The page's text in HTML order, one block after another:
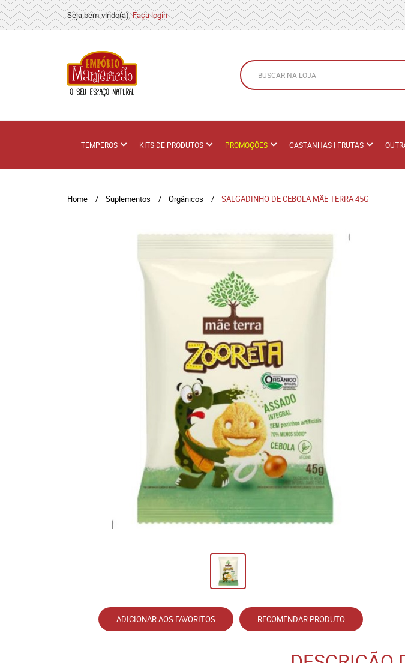
Seja bem-vindo(a),Faça login
TEMPEROS KITS DE PRODUTOS PROMOÇÕES CASTANHAS | FRUTAS
Home Suplementos Orgânicos SALGADINHO DE CEBOLA MÃE TERRA 45G
ADICIONAR AOS FAVORITOS RECOMENDAR PRODUTO